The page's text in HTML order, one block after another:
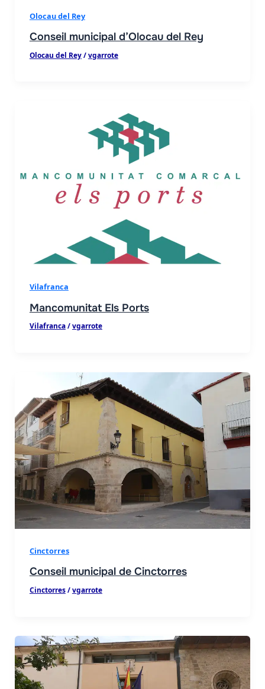
Olocau del Rey
Conseil municipal d’Olocau del Rey
Olocau del Rey/vgarrote
Vilafranca
Mancomunitat Els Ports
Vilafranca/vgarrote
Cinctorres
Conseil municipal de Cinctorres
Cinctorres/vgarrote